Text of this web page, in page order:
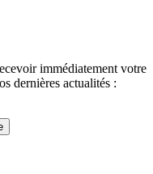
immédiatement votre
dernières actualités :